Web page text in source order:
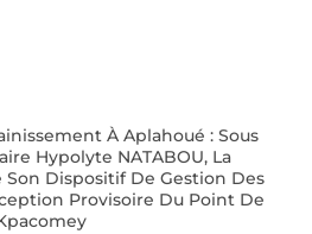
À Aplahoué : Sous
Hypolyte NATABOU, La
Dispositif De Gestion Des
Provisoire Du Point De